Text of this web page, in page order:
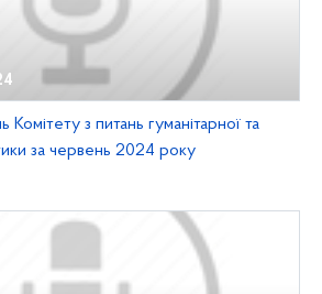
Комітету з питань гуманітарної та
за червень 2024 року